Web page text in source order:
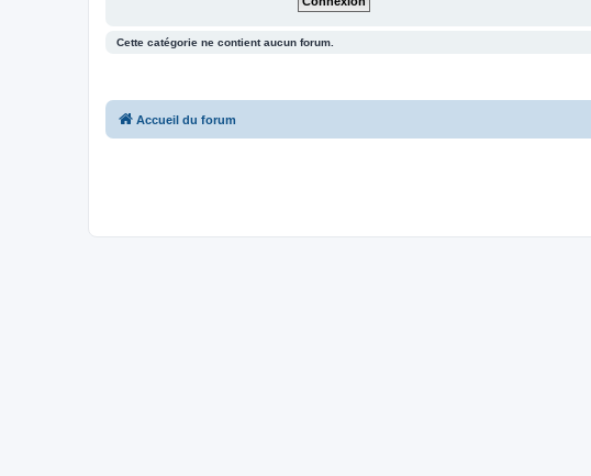
Cette catégorie ne contient aucun forum.
Accueil du forum